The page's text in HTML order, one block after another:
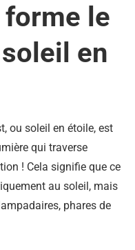
le
en
ou soleil en étoile, est
qui traverse
! Cela signifie que ce
au soleil, mais
phares de